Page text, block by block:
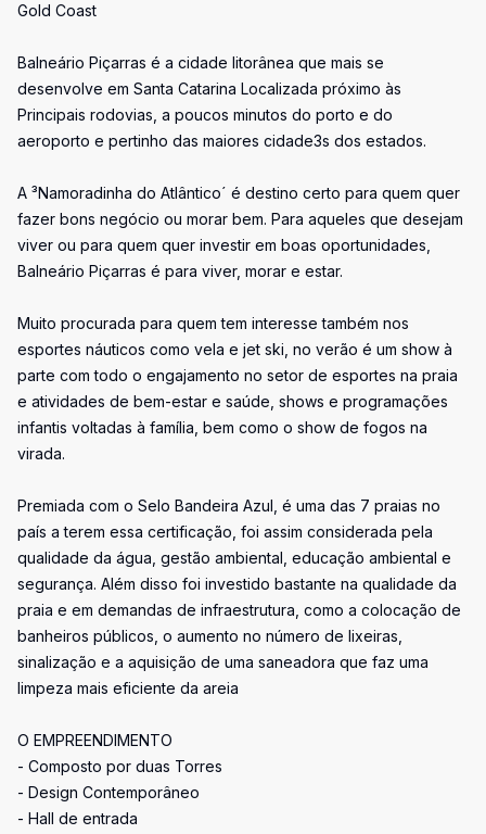
Gold Coast
Balneário Piçarras é a cidade litorânea que mais se
desenvolve em Santa Catarina Localizada próximo às
Principais rodovias, a poucos minutos do porto e do
aeroporto e pertinho das maiores cidade3s dos estados.
A ³Namoradinha do Atlântico´ é destino certo para quem quer
fazer bons negócio ou morar bem. Para aqueles que desejam
viver ou para quem quer investir em boas oportunidades,
Balneário Piçarras é para viver, morar e estar.
Muito procurada para quem tem interesse também nos
esportes náuticos como vela e jet ski, no verão é um show à
parte com todo o engajamento no setor de esportes na praia
e atividades de bem-estar e saúde, shows e programações
infantis voltadas à família, bem como o show de fogos na
virada.
Premiada com o Selo Bandeira Azul, é uma das 7 praias no
país a terem essa certificação, foi assim considerada pela
qualidade da água, gestão ambiental, educação ambiental e
segurança. Além disso foi investido bastante na qualidade da
praia e em demandas de infraestrutura, como a colocação de
banheiros públicos, o aumento no número de lixeiras,
sinalização e a aquisição de uma saneadora que faz uma
limpeza mais eficiente da areia
O EMPREENDIMENTO
- Composto por duas Torres
- Design Contemporâneo
- Hall de entrada